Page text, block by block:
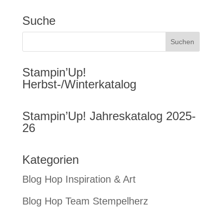
Suche
Stampin’Up!
Herbst-/Winterkatalog
Stampin’Up! Jahreskatalog 2025-
26
Kategorien
Blog Hop Inspiration & Art
Blog Hop Team Stempelherz